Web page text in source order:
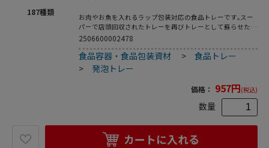
187種類
お肉やお魚を入れるラップ包装対応の食品トレーです｡スー
パーで店頭回収されたトレーを再びトレーとして蘇らせたリ
サイクルトレーです｡●電子レンジ使用不可●オーブン使用
不可●耐熱温度:80℃●入数:100枚
2506600002478
食品容器・食品包装資材 >食品トレー
> 発泡トレー
価格： 957円(税込)
数量
カートに入れる